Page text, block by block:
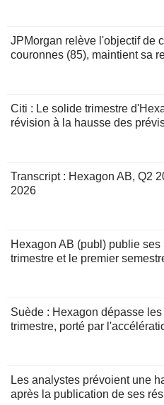
JPMorgan relève l'objectif de
couronnes (85), maintient sa
Citi : Le solide trimestre
révision à la hausse des
Transcript : Hexagon AB, Q2
2026
Hexagon AB (publ) publie
trimestre et le premier
Suède : Hexagon dépasse
trimestre, porté par
Les analystes prévoient une
après la publication de ses